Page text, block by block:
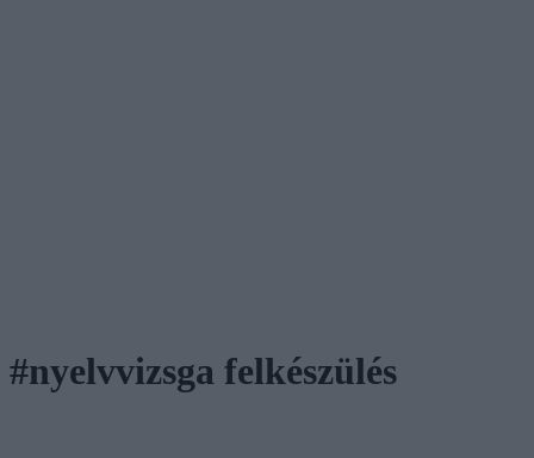
#nyelvvizsga felkészülés